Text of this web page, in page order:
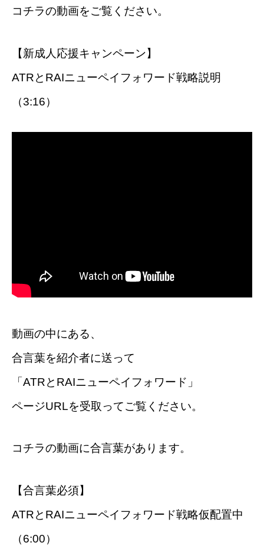
コチラの動画をご覧ください。
【新成人応援キャンペーン】
ATRとRAIニューペイフォワード戦略説明
（3:16）
動画の中にある、
合言葉を紹介者に送って
「ATRとRAIニューペイフォワード」
ページURLを受取ってご覧ください。
コチラの動画に合言葉があります。
【合言葉必須】
ATRとRAIニューペイフォワード戦略仮配置中
（6:00）